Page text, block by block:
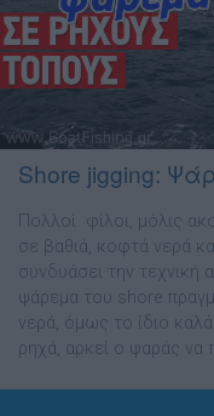
Shore jigging:
Πολλοί φίλοι, µόλις
σε βαθιά, κοφτά νερά
συνδυάσει την τεχνική
ψάρεµα του shore
νερά, όµως το ίδιο
ρηχά, αρκεί ο ψαράς να